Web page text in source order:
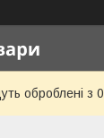
оброблені